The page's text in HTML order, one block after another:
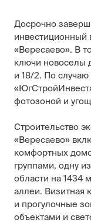
Досрочно
инвестиционный
«Вересаево». В
ключи новоселы
и 18/2. По
фотозоной и
Строительство
«Вересаево»
комфортных
группами, одну
области на 1434
аллеи. Визитная
и прогулочные
объектами и